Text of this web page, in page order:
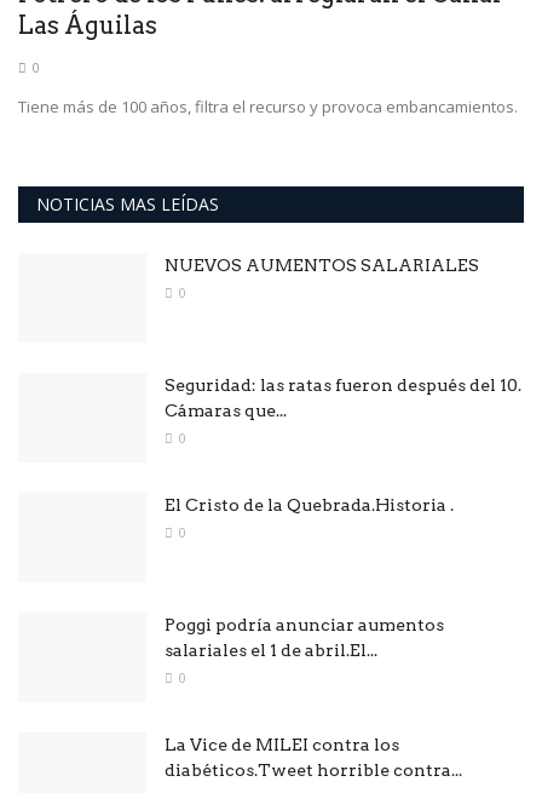
Las Águilas
0
Tiene más de 100 años, filtra el recurso y provoca embancamientos.
NOTICIAS MAS LEÍDAS
NUEVOS AUMENTOS SALARIALES
0
Seguridad: las ratas fueron después del 10.
Cámaras que...
0
El Cristo de la Quebrada.Historia .
0
Poggi podría anunciar aumentos
salariales el 1 de abril.El...
0
La Vice de MILEI contra los
diabéticos.Tweet horrible contra...